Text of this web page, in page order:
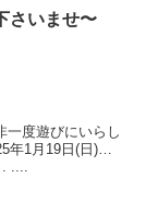
さいませ〜
一度遊びにいらし
年1月19日(日)…
....